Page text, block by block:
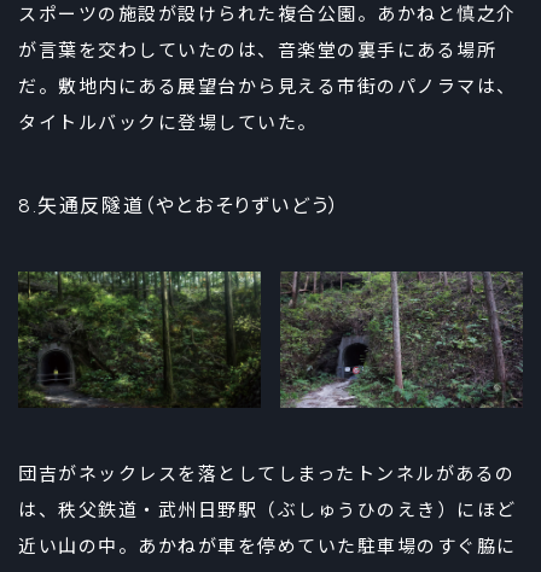
スポーツの施設が設けられた複合公園。あかねと慎之介
が言葉を交わしていたのは、音楽堂の裏手にある場所
だ。敷地内にある展望台から見える市街のパノラマは、
タイトルバックに登場していた。
8.矢通反隧道（やとおそりずいどう）
団吉がネックレスを落としてしまったトンネルがあるの
は、秩父鉄道・武州日野駅（ぶしゅうひのえき）にほど
近い山の中。あかねが車を停めていた駐車場のすぐ脇に